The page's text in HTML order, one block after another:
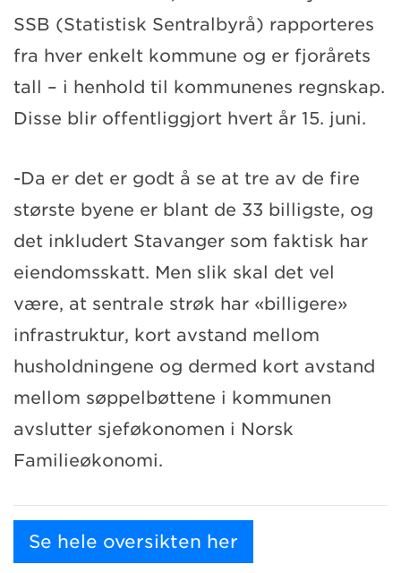
SSB (Statistisk Sentralbyrå) rapporteres
fra hver enkelt kommune og er fjorårets
tall – i henhold til kommunenes regnskap.
Disse blir offentliggjort hvert år 15. juni.
-Da er det er godt å se at tre av de fire
største byene er blant de 33 billigste, og
det inkludert Stavanger som faktisk har
eiendomsskatt. Men slik skal det vel
være, at sentrale strøk har «billigere»
infrastruktur, kort avstand mellom
husholdningene og dermed kort avstand
mellom søppelbøttene i kommunen
avslutter sjeføkonomen i Norsk
Familieøkonomi.
Se hele oversikten her